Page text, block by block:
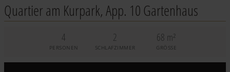
Quartier am Kurpark, App. 10 Gartenhaus
4
PERSONEN
2
SCHLAFZIMMER
68 m²
GRÖSSE